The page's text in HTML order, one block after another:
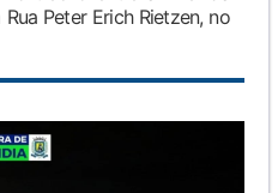
Peter Erich Rietzen, no